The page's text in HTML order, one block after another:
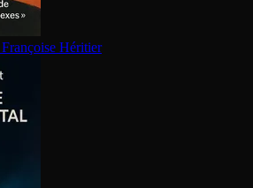
Françoise Héritier